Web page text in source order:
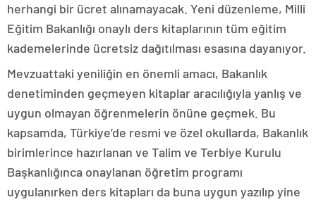
herhangi bir ücret alınamayacak. Yeni düzenleme, Milli
Eğitim Bakanlığı onaylı ders kitaplarının tüm eğitim
kademelerinde ücretsiz dağıtılması esasına dayanıyor.
Mevzuattaki yeniliğin en önemli amacı, Bakanlık
denetiminden geçmeyen kitaplar aracılığıyla yanlış ve
uygun olmayan öğrenmelerin önüne geçmek. Bu
kapsamda, Türkiye’de resmi ve özel okullarda, Bakanlık
birimlerince hazırlanan ve Talim ve Terbiye Kurulu
Başkanlığınca onaylanan öğretim programı
uygulanırken ders kitapları da buna uygun yazılıp yine